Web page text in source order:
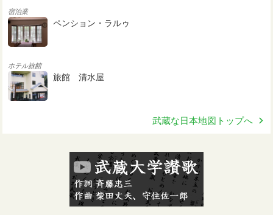
宿泊業
ペンション・ラルゥ
ホテル旅館
旅館 清水屋
武蔵な日本地図トップへ